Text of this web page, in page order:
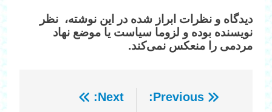
دیدگاه‌ و نظرات ابراز شده در این نوشته، نظر
نویسنده بوده و لزوما سیاست یا موضع نهاد
مردمی را منعکس نمی‌کند.
راهبریPrevious:
Next: